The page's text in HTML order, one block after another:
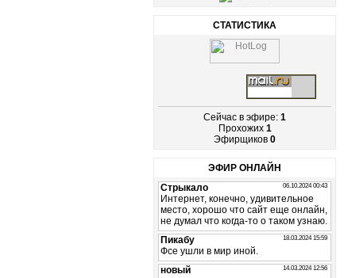
СТАТИСТИКА
Сейчас в эфире: 1
Прохожих 1
Эфирщиков 0
ЭФИР ОНЛАЙН